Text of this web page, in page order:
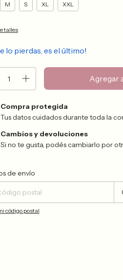
M S XL XXL
talles
lo pierdas, es el último!
Compra protegida
Tus datos cuidados durante toda la
Cambios y devoluciones
Si no te gusta, podés cambiarlo por
para el CP:
de envío
código postal